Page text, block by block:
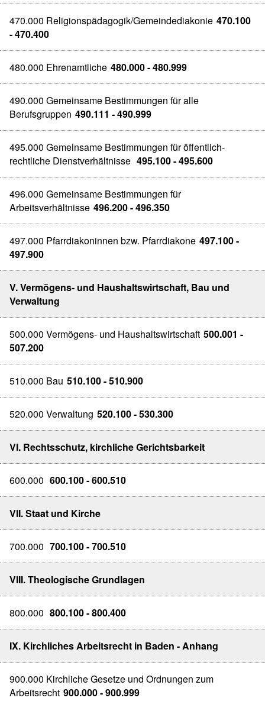
470.000 Religionspädagogik/Gemeindediakonie 470.100
- 470.400
480.000 Ehrenamtliche 480.000 - 480.999
490.000 Gemeinsame Bestimmungen für alle
Berufsgruppen 490.111 - 490.999
495.000 Gemeinsame Bestimmungen für öffentlich-
rechtliche Dienstverhältnisse 495.100 - 495.600
496.000 Gemeinsame Bestimmungen für
Arbeitsverhältnisse 496.200 - 496.350
497.000 Pfarrdiakoninnen bzw. Pfarrdiakone 497.100 -
497.900
V. Vermögens- und Haushaltswirtschaft, Bau und
Verwaltung
500.000 Vermögens- und Haushaltswirtschaft 500.001 -
507.200
510.000 Bau 510.100 - 510.900
520.000 Verwaltung 520.100 - 530.300
VI. Rechtsschutz, kirchliche Gerichtsbarkeit
600.000 600.100 - 600.510
VII. Staat und Kirche
700.000 700.100 - 700.510
VIII. Theologische Grundlagen
800.000 800.100 - 800.400
IX. Kirchliches Arbeitsrecht in Baden - Anhang
900.000 Kirchliche Gesetze und Ordnungen zum
Arbeitsrecht 900.000 - 900.999